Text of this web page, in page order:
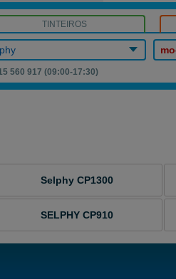
TINTEIROS
560 917 (09:00-17:30)
Selphy CP1300
SELPHY CP910